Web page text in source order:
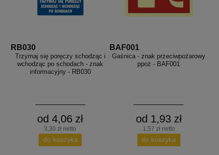
RB030
Trzymaj się poręczy schodząc i
wchodząc po schodach - znak
informacyjny - RB030
od 4,06 zł
3,30 zł netto
do koszyka
BAF001
Gaśnica - znak przeciwpożarowy
ppoż - BAF001
od 1,93 zł
1,57 zł netto
do koszyka